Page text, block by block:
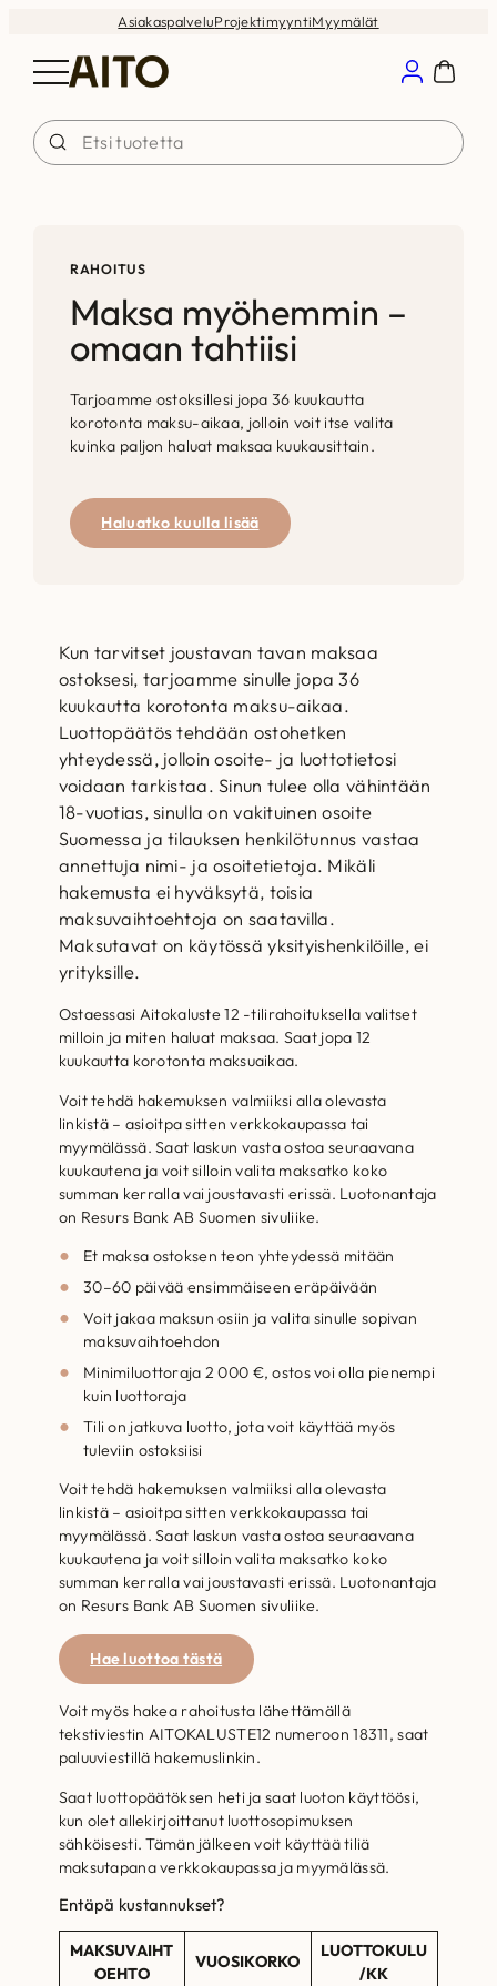
AsiakaspalveluProjektimyyntiMyymälät
RAHOITUS
Maksa myöhemmin ­–
omaan tahtiisi
Tarjoamme ostoksillesi jopa 36 kuukautta
korotonta maksu-aikaa, jolloin voit itse valita
kuinka paljon haluat maksaa kuukausittain.
Haluatko kuulla lisää
Kun tarvitset joustavan tavan maksaa
ostoksesi, tarjoamme sinulle jopa 36
kuukautta korotonta maksu-aikaa.
Luottopäätös tehdään ostohetken
yhteydessä, jolloin osoite- ja luottotietosi
voidaan tarkistaa. Sinun tulee olla vähintään
18-vuotias, sinulla on vakituinen osoite
Suomessa ja tilauksen henkilötunnus vastaa
annettuja nimi- ja osoitetietoja. Mikäli
hakemusta ei hyväksytä, toisia
maksuvaihtoehtoja on saatavilla.
Maksutavat on käytössä yksityishenkilöille, ei
yrityksille.
Ostaessasi Aitokaluste 12 -tilirahoituksella valitset
milloin ja miten haluat maksaa. Saat jopa 12
kuukautta korotonta maksuaikaa.
Voit tehdä hakemuksen valmiiksi alla olevasta
linkistä – asioitpa sitten verkkokaupassa tai
myymälässä. Saat laskun vasta ostoa seuraavana
kuukautena ja voit silloin valita maksatko koko
summan kerralla vai joustavasti erissä. Luotonantaja
on Resurs Bank AB Suomen sivuliike.
Et maksa ostoksen teon yhteydessä mitään
30–60 päivää ensimmäiseen eräpäivään
Voit jakaa maksun osiin ja valita sinulle sopivan
maksuvaihtoehdon
Minimiluottoraja 2 000 €, ostos voi olla pienempi
kuin luottoraja
Tili on jatkuva luotto, jota voit käyttää myös
tuleviin ostoksiisi
Voit tehdä hakemuksen valmiiksi alla olevasta
linkistä – asioitpa sitten verkkokaupassa tai
myymälässä. Saat laskun vasta ostoa seuraavana
kuukautena ja voit silloin valita maksatko koko
summan kerralla vai joustavasti erissä. Luotonantaja
on Resurs Bank AB Suomen sivuliike.
Hae luottoa tästä
Voit myös hakea rahoitusta lähettämällä
tekstiviestin AITOKALUSTE12 numeroon 18311, saat
paluuviestillä hakemuslinkin.
Saat luottopäätöksen heti ja saat luoton käyttöösi,
kun olet allekirjoittanut luottosopimuksen
sähköisesti. Tämän jälkeen voit käyttää tiliä
maksutapana verkkokaupassa ja myymälässä.
Entäpä kustannukset?
MAKSUVAIHT
OEHTO
VUOSIKORKO
LUOTTOKULU
/KK